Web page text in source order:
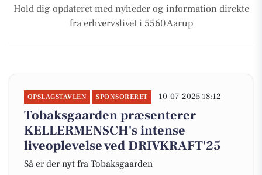
Hold dig opdateret med nyheder og information direkte
fra erhvervslivet i 5560 Aarup
OPSLAGSTAVLEN SPONSORERET 10-07-2025 18:12
Tobaksgaarden præsenterer
KELLERMENSCH's intense
liveoplevelse ved DRIVKRAFT'25
Så er der nyt fra Tobaksgaarden